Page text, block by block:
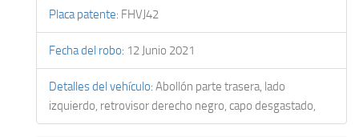
Placa patente: FHVJ42
Fecha del robo: 12 Junio 2021
Detalles del vehículo: Abollón parte trasera, lado
izquierdo, retrovisor derecho negro, capo desgastado,